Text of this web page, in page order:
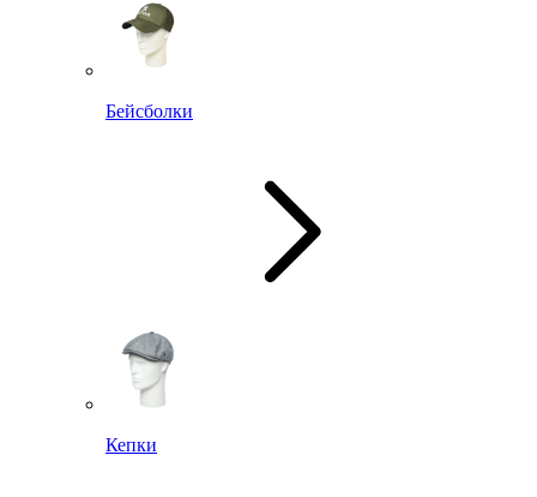
Бейсболки
Кепки